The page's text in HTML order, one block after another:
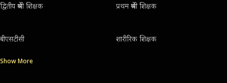
द्वितीय श्रेणी शिक्षक प्रथम श्रेणी शिक्षक
बीएसटीसी शारीरिक शिक्षक
Show More